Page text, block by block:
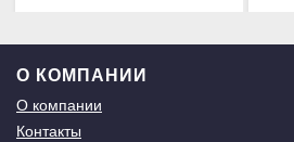
О КОМПАНИИ
О компании
Контакты